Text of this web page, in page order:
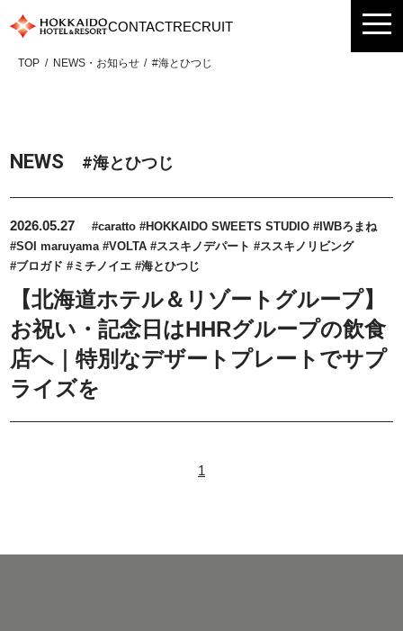
Skip
content
CONTACTRECRUIT
TOP NEWS・お知らせ #海とひつじ
NEWS #海とひつじ
2026.05.27 #caratto #HOKKAIDO SWEETS STUDIO #IWBろまね
#SOI maruyama #VOLTA #ススキノデパート #ススキノリビング
#ブロガド #ミチノイエ #海とひつじ
【北海道ホテル＆リゾートグループ】
お祝い・記念日はHHRグループの飲食
店へ｜特別なデザートプレートでサプ
ライズを
1